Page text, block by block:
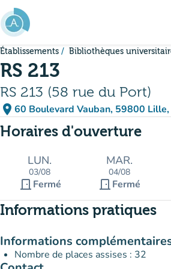
Aller au contenu principal
Établissements Bibliothèques
RS 213
RS 213 (58 rue du Port)
place 60 Boulevard Vauban, 59800 Lille,
(ouvrir dans
(nouvel onglet)
Horaires d'ouverture
LUN.
03/08
door_front Fermé
MAR.
04/08
door_front Fermé
Informations pratiques
Informations
Nombre de places assises : 32